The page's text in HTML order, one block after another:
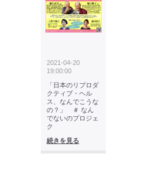
2021-04-20
19:00:00
「日本のリプロダ
クティブ・ヘル
ス、なんでこうな
の？」 ＃ なん
でないのプロジェ
ク
続きを見る